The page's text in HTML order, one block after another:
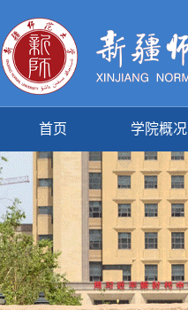
首页 学院概况